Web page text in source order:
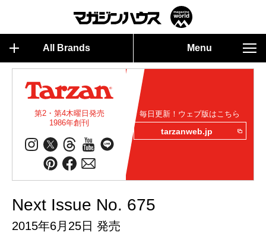
All Brands Menu
第2・第4木曜日発売
1986年創刊
毎日更新！ウェブ版はこちら
tarzanweb.jp
Next Issue No. 675
2015年6月25日 発売